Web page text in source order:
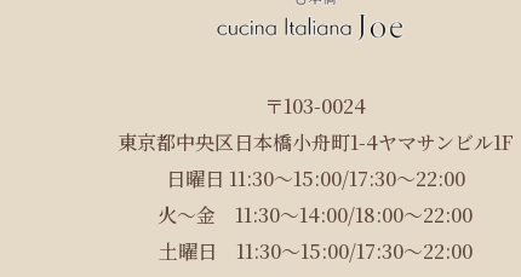
〒103-0024
東京都中央区日本橋小舟町1-4ヤマサンビル1F
日曜日 11:30～15:00/17:30～22:00
火〜金 11:30～14:00/18:00～22:00
土曜日 11:30～15:00/17:30～22:00